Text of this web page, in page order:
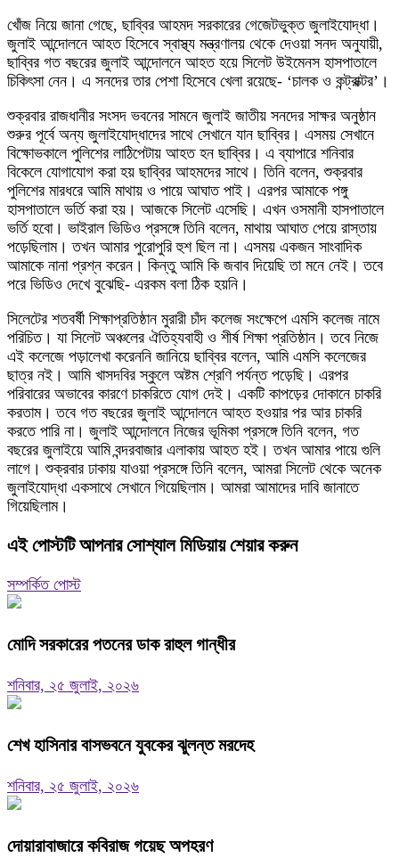
খোঁজ নিয়ে জানা গেছে, ছাব্বির আহমদ সরকারের গেজেটভুক্ত জুলাইযোদ্ধা।
জুলাই আন্দোলনে আহত হিসেবে স্বাস্থ্য মন্ত্রণালয় থেকে দেওয়া সনদ অনুযায়ী,
ছাব্বির গত বছরের জুলাই আন্দোলনে আহত হয়ে সিলেট উইমেনস হাসপাতালে
চিকিৎসা নেন। এ সনদের তার পেশা হিসেবে খেলা রয়েছে- ‘চালক ও কন্ট্রাক্টর’।
শুক্রবার রাজধানীর সংসদ ভবনের সামনে জুলাই জাতীয় সনদের সাক্ষর অনুষ্ঠান
শুরুর পূর্বে অন্য জুলাইযোদ্ধাদের সাথে সেখানে যান ছাব্বির। এসময় সেখানে
বিক্ষোভকালে পুলিশের লাঠিপেটায় আহত হন ছাব্বির। এ ব্যাপারে শনিবার
বিকেলে যোগাযোগ করা হয় ছাব্বির আহমদের সাথে। তিনি বলেন, শুক্রবার
পুলিশের মারধরে আমি মাথায় ও পায়ে আঘাত পাই। এরপর আমাকে পঙ্গু
হাসপাতালে ভর্তি করা হয়। আজকে সিলেট এসেছি। এখন ওসমানী হাসপাতালে
ভর্তি হবো। ভাইরাল ভিডিও প্রসঙ্গে তিনি বলেন, মাথায় আঘাত পেয়ে রাস্তায়
পড়েছিলাম। তখন আমার পুরোপুরি হুশ ছিল না। এসময় একজন সাংবাদিক
আমাকে নানা প্রশ্ন করেন। কিন্তু আমি কি জবাব দিয়েছি তা মনে নেই। তবে
পরে ভিডিও দেখে বুঝেছি- এরকম বলা ঠিক হয়নি।
সিলেটের শতবর্ষী শিক্ষাপ্রতিষ্ঠান মুরারী চাঁদ কলেজ সংক্ষেপে এমসি কলেজ নামে
পরিচিত। যা সিলেট অঞ্চলের ঐতিহ্যবাহী ও শীর্ষ শিক্ষা প্রতিষ্ঠান। তবে নিজে
এই কলেজে পড়ালেখা করেননি জানিয়ে ছাব্বির বলেন, আমি এমসি কলেজের
ছাত্র নই। আমি খাসদবির স্কুলে অষ্টম শ্রেণি পর্যন্ত পড়েছি। এরপর
পরিবারের অভাবের কারণে চাকরিতে যোগ দেই। একটি কাপড়ের দোকানে চাকরি
করতাম। তবে গত বছরের জুলাই আন্দোলনে আহত হওয়ার পর আর চাকরি
করতে পারি না। জুলাই আন্দোলনে নিজের ভূমিকা প্রসঙ্গে তিনি বলেন, গত
বছরের জুলাইয়ে আমি বন্দরবাজার এলাকায় আহত হই। তখন আমার পায়ে গুলি
লাগে। শুক্রবার ঢাকায় যাওয়া প্রসঙ্গে তিনি বলেন, আমরা সিলেট থেকে অনেক
জুলাইযোদ্ধা একসাথে সেখানে গিয়েছিলাম। আমরা আমাদের দাবি জানাতে
গিয়েছিলাম।
এই পোস্টটি আপনার সোশ্যাল মিডিয়ায় শেয়ার করুন
সম্পর্কিত পোস্ট
মোদি সরকারের পতনের ডাক রাহুল গান্ধীর
শনিবার, ২৫ জুলাই, ২০২৬
শেখ হাসিনার বাসভবনে যুবকের ঝুলন্ত মরদেহ
শনিবার, ২৫ জুলাই, ২০২৬
দোয়ারাবাজারে কবিরাজ গয়েছ অপহরণ